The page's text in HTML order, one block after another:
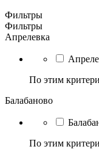
Фильтры
Фильтры
Апрелевка
По этим
Балабаново
По этим